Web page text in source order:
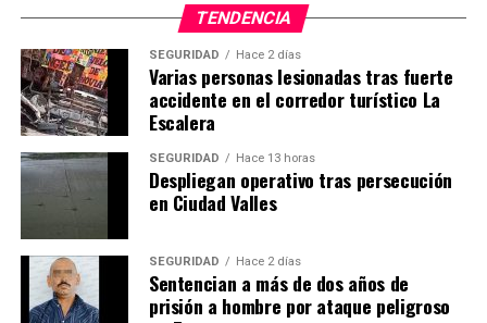
legalidad fundamentada en la Constitución Política de
los Estados Unidos Mexicanos.
TEMAS RELACIONADOS FEATURED
YA VIENE
Se abre gigantesco socavón en Zacatecas
NO TE PIERDAS
Estos son los días de asueto de AMLO en Navidad y Año
Nuevo
TENDENCIA
SEGURIDAD Hace 2 días
Varias personas lesionadas tras fuerte
accidente en el corredor turístico La
Escalera
SEGURIDAD Hace 13 horas
Despliegan operativo tras persecución
en Ciudad Valles
SEGURIDAD Hace 2 días
Sentencian a más de dos años de
prisión a hombre por ataque peligroso